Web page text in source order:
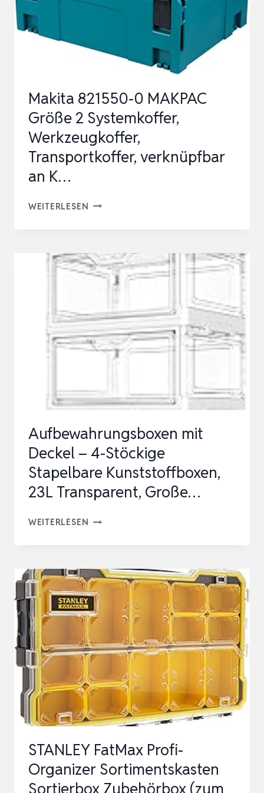
Makita 821550-0 MAKPAC
Größe 2 Systemkoffer,
Werkzeugkoffer,
Transportkoffer, verknüpfbar
an K…
WEITERLESEN MAKITA
MAKPAC
GRÖSSE 2
YSTEMKOFFER, W
ERKZEUGKOFFER, T
RANSPORTKOFFER, V
…
Aufbewahrungsboxen mit
Deckel – 4-Stöckige
Stapelbare Kunststoffboxen,
23L Transparent, Große…
WEITERLESEN AUFBEWAHRUNGSBOXEN
–
4-
STÖCKIGE
STAPELBARE
KUNSTSTOFFBOXEN,
23L
TRANSPARENT,
GROSSE…
STANLEY FatMax Profi-
Organizer Sortimentskasten
Sortierbox Zubehörbox (zum